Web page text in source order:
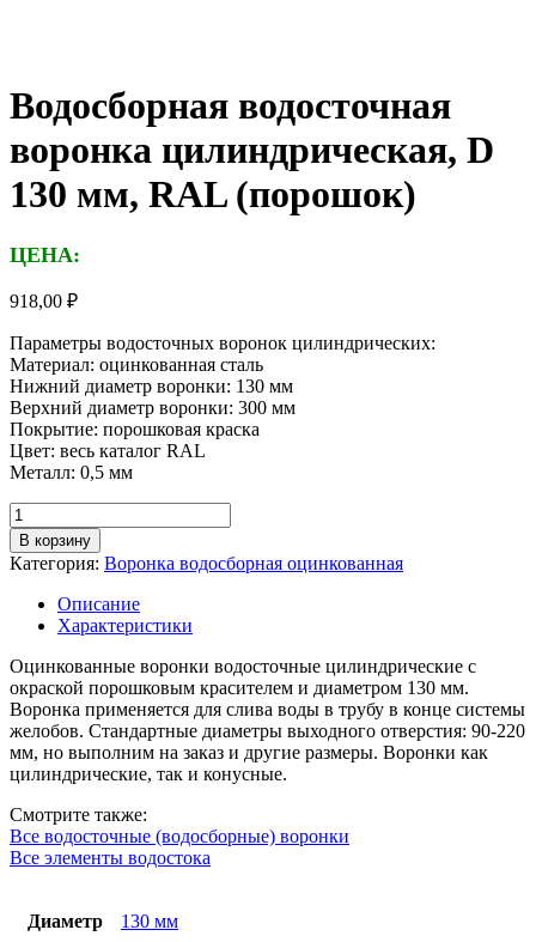
Водосборная водосточная
воронка цилиндрическая, D
130 мм, RAL (порошок)
ЦЕНА:
918,00 ₽
Параметры водосточных воронок цилиндрических:
Материал: оцинкованная сталь
Нижний диаметр воронки: 130 мм
Верхний диаметр воронки: 300 мм
Покрытие: порошковая краска
Цвет: весь каталог RAL
Металл: 0,5 мм
Количество
товара
Водосборная
водосточная
воронка
цилиндрическая,
130
мм,
RAL
(порошок)
В корзину
Категория: Воронка водосборная оцинкованная
Описание
Характеристики
Оцинкованные воронки водосточные цилиндрические с
окраской порошковым красителем и диаметром 130 мм.
Воронка применяется для слива воды в трубу в конце системы
желобов. Стандартные диаметры выходного отверстия: 90-220
мм, но выполним на заказ и другие размеры. Воронки как
цилиндрические, так и конусные.
Смотрите также:
Все водосточные (водосборные) воронки
Все элементы водостока
Диаметр 130 мм